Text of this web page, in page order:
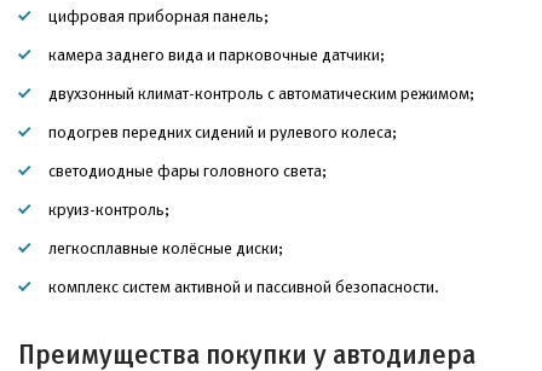
цифровая приборная панель;
камера заднего вида и парковочные датчики;
двухзонный климат-контроль с автоматическим режимом;
подогрев передних сидений и рулевого колеса;
светодиодные фары головного света;
круиз-контроль;
легкосплавные колёсные диски;
комплекс систем активной и пассивной безопасности.
Преимущества покупки у автодилера